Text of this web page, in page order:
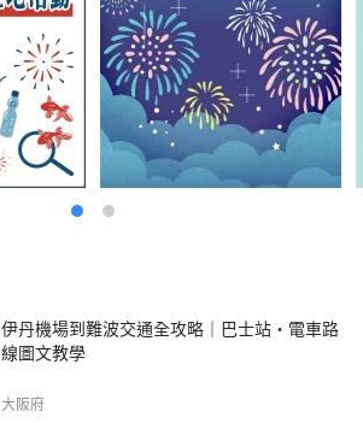
伊丹機場到難波交通全攻略｜巴士站・電車路
線圖文教學
大阪府